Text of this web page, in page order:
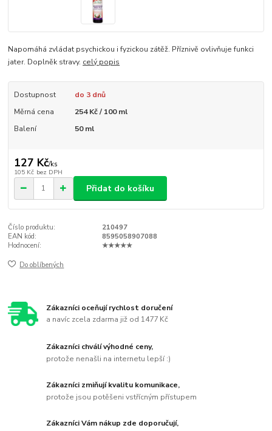
Napomáhá zvládat psychickou i fyzickou zátěž. Příznivě ovlivňuje funkci
jater. Doplněk stravy. celý popis
Dostupnost
do 3 dnů
Měrná cena
254 Kč / 100 ml
Balení
50 ml
127 Kč/ks
105 Kč bez DPH
Přidat do košíku
Číslo produktu:
210497
EAN kód:
8595058907088
Hodnocení:
★★★★★
Do oblíbených
Zákazníci oceňují rychlost doručení
a navíc zcela zdarma již od 1477 Kč
Zákazníci chválí výhodné ceny,
protože nenašli na internetu lepší :)
Zákazníci zmiňují kvalitu komunikace,
protože jsou potěšeni vstřícným přístupem
Zákazníci Vám nákup zde doporučují,